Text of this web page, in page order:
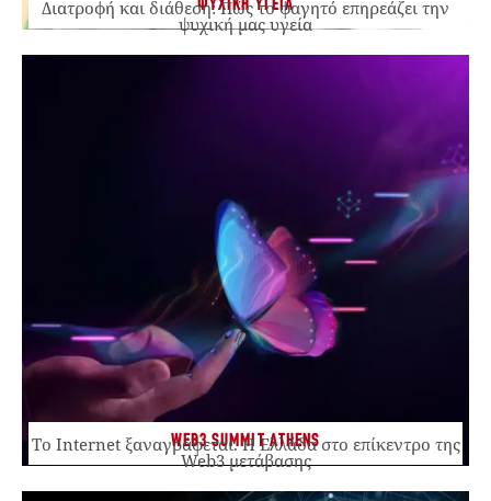
ΨΥΧΙΚΗ ΥΓΕΙΑ
Διατροφή και διάθεση: Πώς το φαγητό επηρεάζει την
ψυχική μας υγεία
WEB3 SUMMIT ATHENS
Το Internet ξαναγράφεται. Η Ελλάδα στο επίκεντρο της
Web3 μετάβασης